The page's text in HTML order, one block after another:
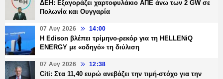
ΔΕΗ: Εξαγοράζει χαρτοφυλάκιο ΑΠΕ άνω των 2 GW σε
Πολωνία και Ουγγαρία
07 Αυγ 2026 14:00
Η Edison βλέπει τρίμηνο-ρεκόρ για τη HELLENiQ
ENERGY με «οδηγό» τη διύλιση
07 Αυγ 2026 12:38
Citi: Στα 11,40 ευρώ ανεβάζει την τιμή-στόχο για την